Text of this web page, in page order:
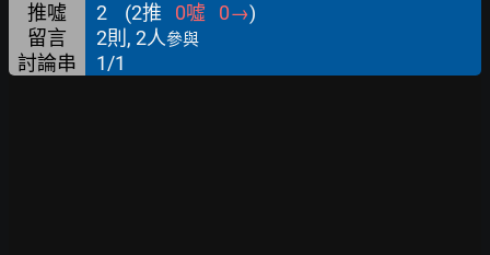
推噓 2 (2推 0噓 0→)
留言
2則, 2人參與
討論串 1/1